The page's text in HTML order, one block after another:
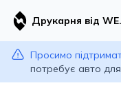
Друкарня від
Просимо
потребує авто